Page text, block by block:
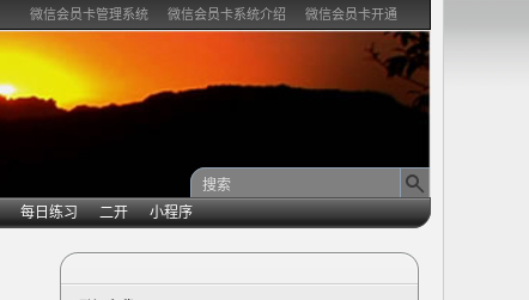
微信会员卡管理系统 微信会员卡系统介绍 微信会员卡开通
每日练习 二开 小程序